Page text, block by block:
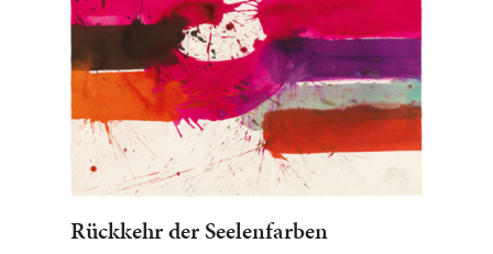
Rückkehr der Seelenfarben